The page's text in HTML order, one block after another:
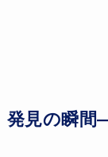
発見の瞬間